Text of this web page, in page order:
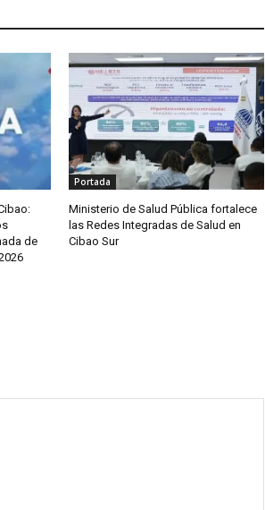
de
Portada
Ministerio de Salud Pública fortalece
las Redes Integradas de Salud en
Cibao Sur